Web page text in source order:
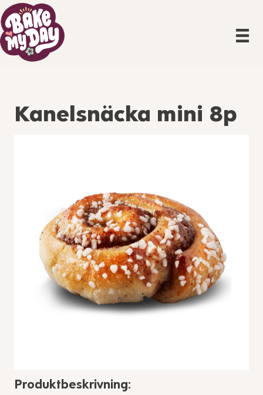
Kanelsnäcka mini 8p
Produktbeskrivning: